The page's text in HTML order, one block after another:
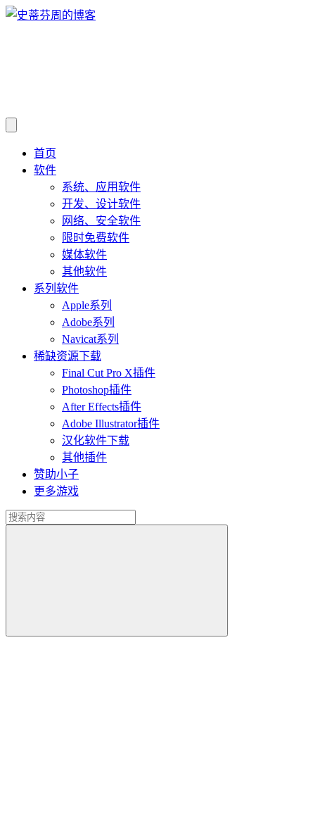
首页
软件
系统、应用软件
开发、设计软件
网络、安全软件
限时免费软件
媒体软件
其他软件
系列软件
Apple系列
Adobe系列
Navicat系列
稀缺资源下载
Final Cut Pro X插件
Photoshop插件
After Effects插件
Adobe Illustrator插件
汉化软件下载
其他插件
赞助小子
更多游戏